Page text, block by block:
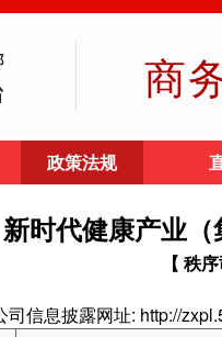
商
政策法规
新时代健康产业
【 秩
信息披露网址: http://